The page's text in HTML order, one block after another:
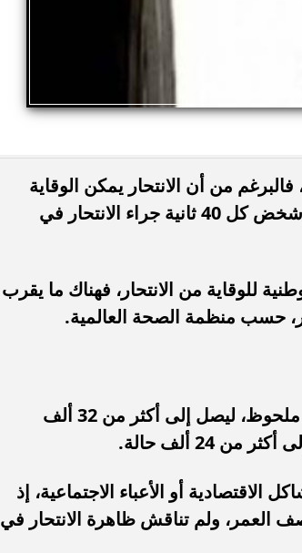
من أن الانتحار يمكن الوقاية
منه إلا أنه حسب إحصاءات منظمة الصحة العالمية يموت شخض كل 40 ثانية جراء الانتحار في
للوقاية من الانتحار، فهناك ما يقرب
في عام 1998 ارتفع عدد حالات الانتحار في اليابان بشكل ملحوظ، ليصل إلى أكثر من 32 ألف
24 ألف حالة.
أو الأعباء الاجتماعية، إذ
العمر، ولم تناقش ظاهرة الانتحار في